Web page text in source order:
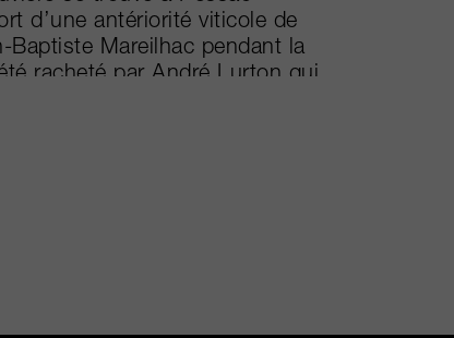
d’une antériorité viticole de
Baptiste Mareilhac pendant la
racheté par André Lurton qui
du terroir est au cœur des
l'environnement, des méthodes